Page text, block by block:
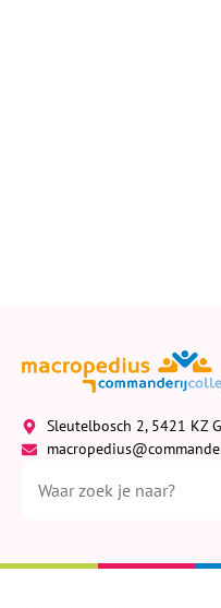
Sleutelbosch 2, 5421 KZ